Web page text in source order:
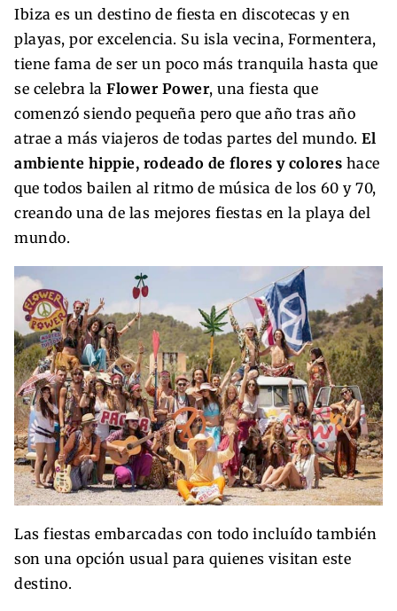
Ibiza es un destino de fiesta en discotecas y en
playas, por excelencia. Su isla vecina, Formentera,
tiene fama de ser un poco más tranquila hasta que
se celebra la Flower Power, una fiesta que
comenzó siendo pequeña pero que año tras año
atrae a más viajeros de todas partes del mundo. El
ambiente hippie, rodeado de flores y colores hace
que todos bailen al ritmo de música de los 60 y 70,
creando una de las mejores fiestas en la playa del
mundo.
Las fiestas embarcadas con todo incluído también
son una opción usual para quienes visitan este
destino.